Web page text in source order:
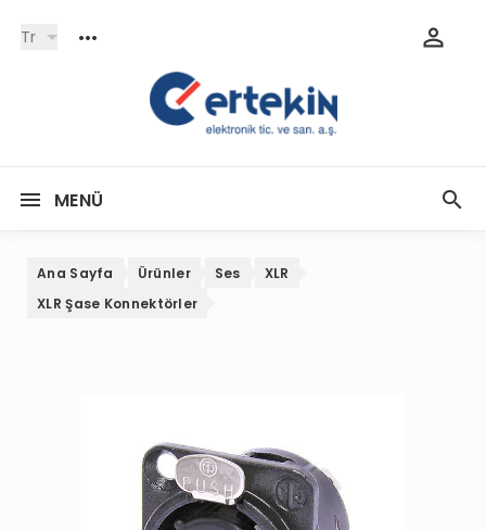
Tr
MENÜ
Ana Sayfa Ürünler Ses
XLR
XLR Şase Konnektörler